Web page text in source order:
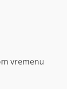
vremenu